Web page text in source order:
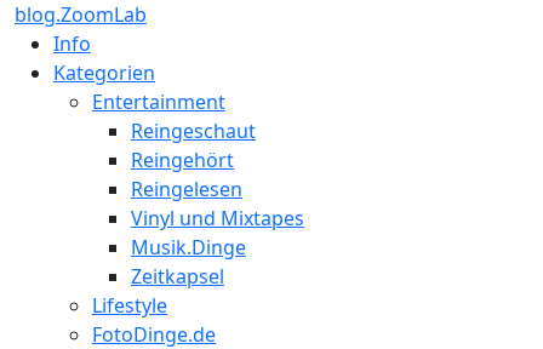
blog.ZoomLab
Info
Kategorien
Entertainment
Reingeschaut
Reingehört
Reingelesen
Vinyl und Mixtapes
Musik.Dinge
Zeitkapsel
Lifestyle
FotoDinge.de